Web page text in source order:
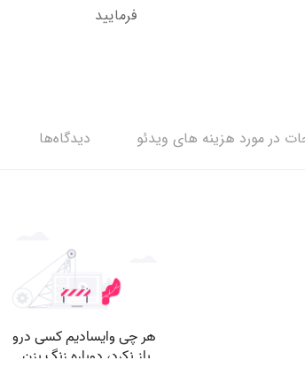
فرمایید
در مورد هزینه های ویدئو دیدگاه‌ها